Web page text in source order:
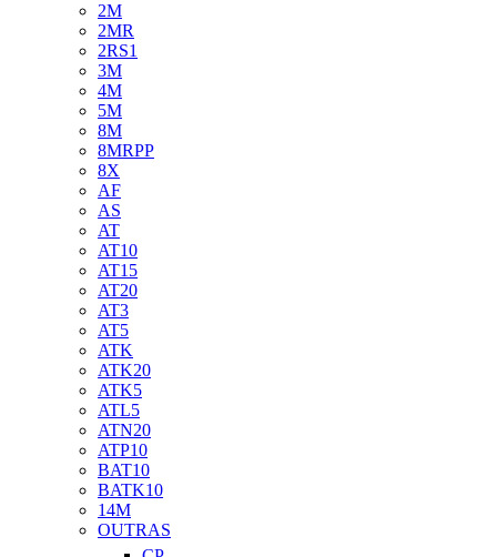
2M
2MR
2RS1
3M
4M
5M
8M
8MRPP
8X
AF
AS
AT
AT10
AT15
AT20
AT3
AT5
ATK
ATK20
ATK5
ATL5
ATN20
ATP10
BAT10
BATK10
14M
OUTRAS